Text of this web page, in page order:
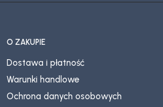
O ZAKUPIE
Dostawa i płatność
Warunki handlowe
Ochrona danych osobowych